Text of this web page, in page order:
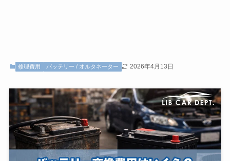
修理費用 バッテリー / オルタネーター 2026年4月13日